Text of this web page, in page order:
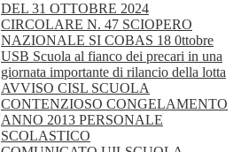
DEL 31 OTTOBRE 2024
CIRCOLARE N. 47 SCIOPERO
NAZIONALE SI COBAS 18 0ttobre
USB Scuola al fianco dei precari in una
giornata importante di rilancio della lotta
AVVISO CISL SCUOLA
CONTENZIOSO CONGELAMENTO
ANNO 2013 PERSONALE
SCOLASTICO